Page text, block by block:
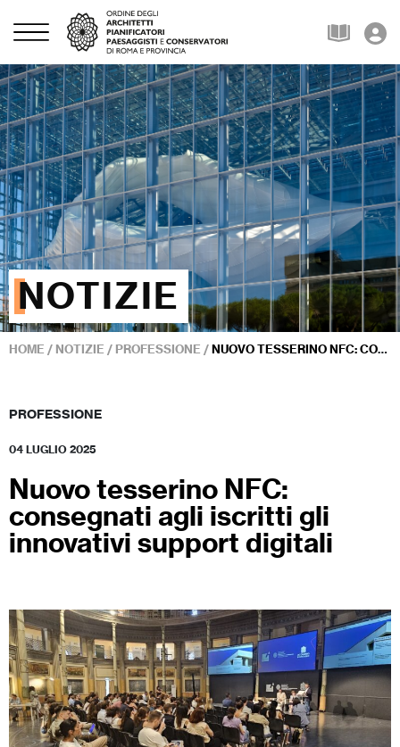
NOTIZIE
HOME / NOTIZIE / PROFESSIONE /NUOVO TESSERINO NFC: CONSEGNATI AGLI ISCRITTI GLI INNOVATIVI SUPPORT DIGITALI
PROFESSIONE
04 LUGLIO 2025
Nuovo tesserino NFC:
consegnati agli iscritti gli
innovativi support digitali